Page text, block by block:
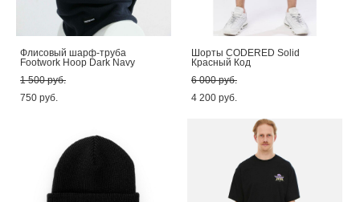
Флисовый шарф-труба
Footwork Hoop Dark Navy
1 500 pуб.
750 pуб.
Шорты CODERED Solid
Красный Код
6 000 pуб.
4 200 pуб.